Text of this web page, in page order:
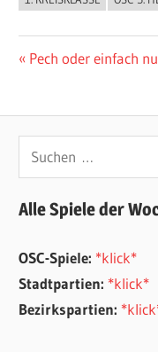
Vorheriger
Pech oder einfach
Suchen
nach:
Alle Spiele der
OSC-Spiele: *klick*
Stadtpartien: *klick*
Bezirkspartien: